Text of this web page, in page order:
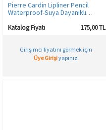
Pierre Cardin Lipliner Pencil
Waterproof-Suya Dayanıklı
Katalog Fiyatı 175,00 TL
Girişimci fiyatını görmek için
Üye Girişiyapınız.